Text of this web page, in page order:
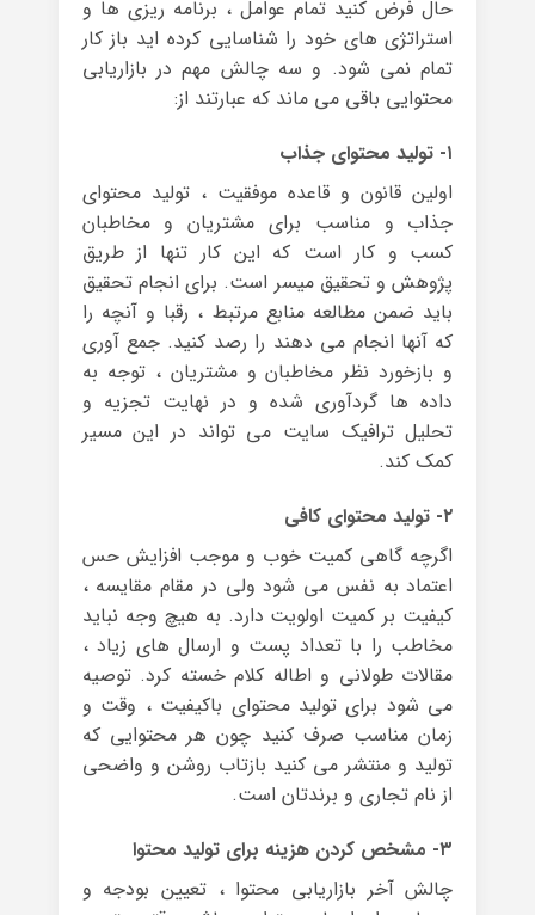
حال فرض کنید تمام عوامل ، برنامه ریزی ها و
استراتژی های خود را شناسایی کرده اید باز کار
تمام نمی شود. و سه چالش مهم در بازاریابی
محتوایی باقی می ماند که عبارتند از:
۱- تولید محتوای جذاب
اولین قانون و قاعده موفقیت ، تولید محتوای
جذاب و مناسب برای مشتریان و مخاطبان
کسب و کار است که این کار تنها از طریق
پژوهش و تحقیق میسر است. برای انجام تحقیق
باید ضمن مطالعه منابع مرتبط ، رقبا و آنچه را
که آنها انجام می دهند را رصد کنید. جمع آوری
و بازخورد نظر مخاطبان و مشتریان ، توجه به
داده ها گردآوری شده و در نهایت تجزیه و
تحلیل ترافیک سایت می تواند در این مسیر
کمک کند.
۲- تولید محتوای کافی
اگرچه گاهی کمیت خوب و موجب افزایش حس
اعتماد به نفس می شود ولی در مقام مقایسه ،
کیفیت بر کمیت اولویت دارد. به هیچ وجه نباید
مخاطب را با تعداد پست و ارسال های زیاد ،
مقالات طولانی و اطاله کلام خسته کرد. توصیه
می شود برای تولید محتوای باکیفیت ، وقت و
زمان مناسب صرف کنید چون هر محتوایی که
تولید و منتشر می کنید بازتاب روشن و واضحی
از نام تجاری و برندتان است.
۳- مشخص کردن هزینه برای تولید محتوا
چالش آخر بازاریابی محتوا ، تعیین بودجه و